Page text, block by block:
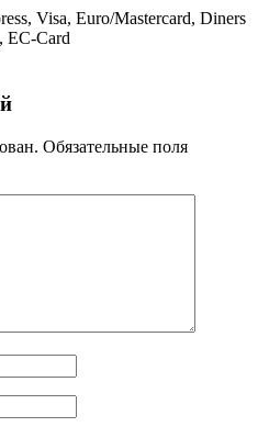
Visa, Euro/Mastercard, Diners
EC-Card
Обязательные поля